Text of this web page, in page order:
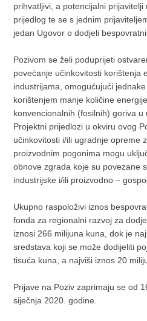
prihvatljivi, a potencijalni
prijedlog te se s jednim
jedan Ugovor o dodjeli
Pozivom se želi poduprijeti
povećanje učinkovitosti korištenja
industrijama, omogućujući
korištenjem manje količine
konvencionalnih (fosilnih) goriva u
Projektni prijedlozi u okviru ovog
učinkovitosti i/ili ugradnje opreme
proizvodnim pogonima mogu
obnove zgrada koje su povezane
industrijske i/ili proizvodno –
Ukupno raspoloživi iznos
fonda za regionalni razvoj za
iznosi 266 milijuna kuna, dok je
sredstava koji se može dodijeliti
tisuća kuna, a najviši iznos 20
Prijave na Poziv zaprimaju se od
siječnja 2020. godine.